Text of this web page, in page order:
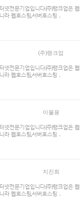
전문기업입니다.(주)랭크업은
웹호스팅,서버호스팅 ...
(주)랭크업
전문기업입니다.(주)랭크업은
웹호스팅,서버호스팅 ...
이물용
전문기업입니다.(주)랭크업은
웹호스팅,서버호스팅 ...
지진희
전문기업입니다.(주)랭크업은
웹호스팅,서버호스팅 ...